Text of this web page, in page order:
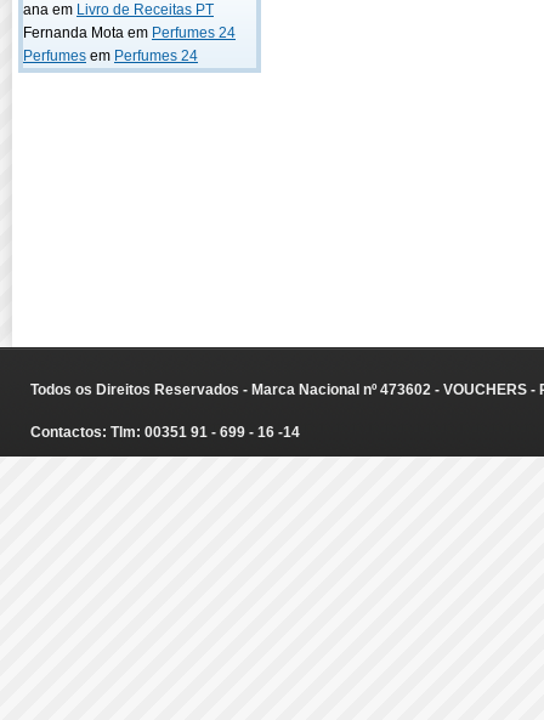
ana em Livro de Receitas PT
Fernanda Mota em Perfumes 24
Perfumes em Perfumes 24
Todos os Direitos Reservados - Marca Nacional nº 473602 - VOUCHERS
Contactos: Tlm: 00351 91 - 699 - 16 -14